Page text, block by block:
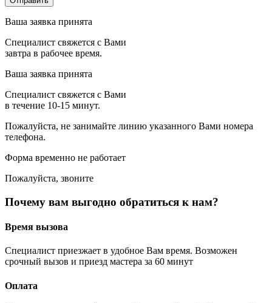
Ваша заявка принята
Специалист свяжется с Вами
завтра в рабочее время.
Ваша заявка принята
Специалист свяжется с Вами
в течение 10-15 минут.
Пожалуйста, не занимайте линию указанного Вами номера
телефона.
Форма временно не работает
Пожалуйста, звоните
Почему вам выгодно обратиться к нам?
Время вызова
Специалист приезжает в удобное Вам время. Возможен
срочный вызов и приезд мастера за 60 минут
Оплата